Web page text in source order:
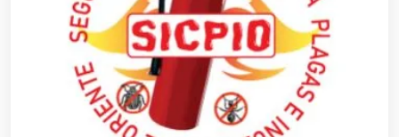
Alquiler de Trajes de Etiqueta
Alta Costura